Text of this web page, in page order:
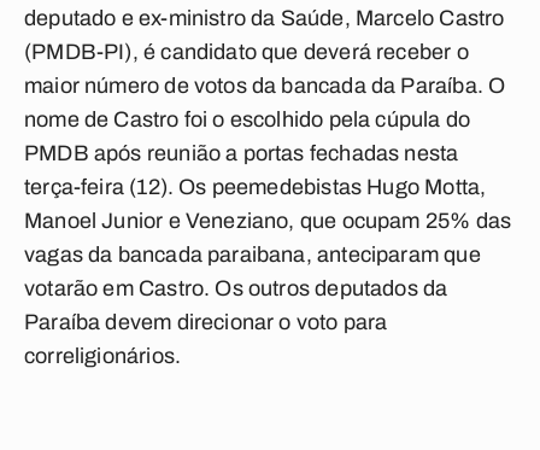
deputado e ex-ministro da Saúde, Marcelo Castro
(PMDB-PI), é candidato que deverá receber o
maior número de votos da bancada da Paraíba. O
nome de Castro foi o escolhido pela cúpula do
PMDB após reunião a portas fechadas nesta
terça-feira (12). Os peemedebistas Hugo Motta,
Manoel Junior e Veneziano, que ocupam 25% das
vagas da bancada paraibana, anteciparam que
votarão em Castro. Os outros deputados da
Paraíba devem direcionar o voto para
correligionários.